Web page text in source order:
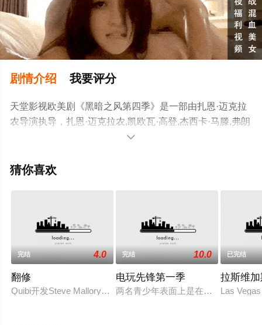
剧情介绍 我要评分
天堂影视欧美剧《黑暗之风第四季》是一部由扎恩·迈克拉
农导演执导，扎恩·迈克拉农,凯欧瓦·高登,杰西卡·马滕,弗朗
卡·波滕特,伊莎贝尔·德罗伊-奥尔森,查斯科·斯宾塞,卢克·巴
剧，大结局剧情已揭晓（已完结），手机免费观看高清无

猜你喜欢
完结 4.0
翻修
Quibi开发Steve Mallory及Damon Jones负责执笔的
完结 10.0
电玩先锋第一季
两名青少年表面上是在一家游戏商店
已完结
拉斯维
Las